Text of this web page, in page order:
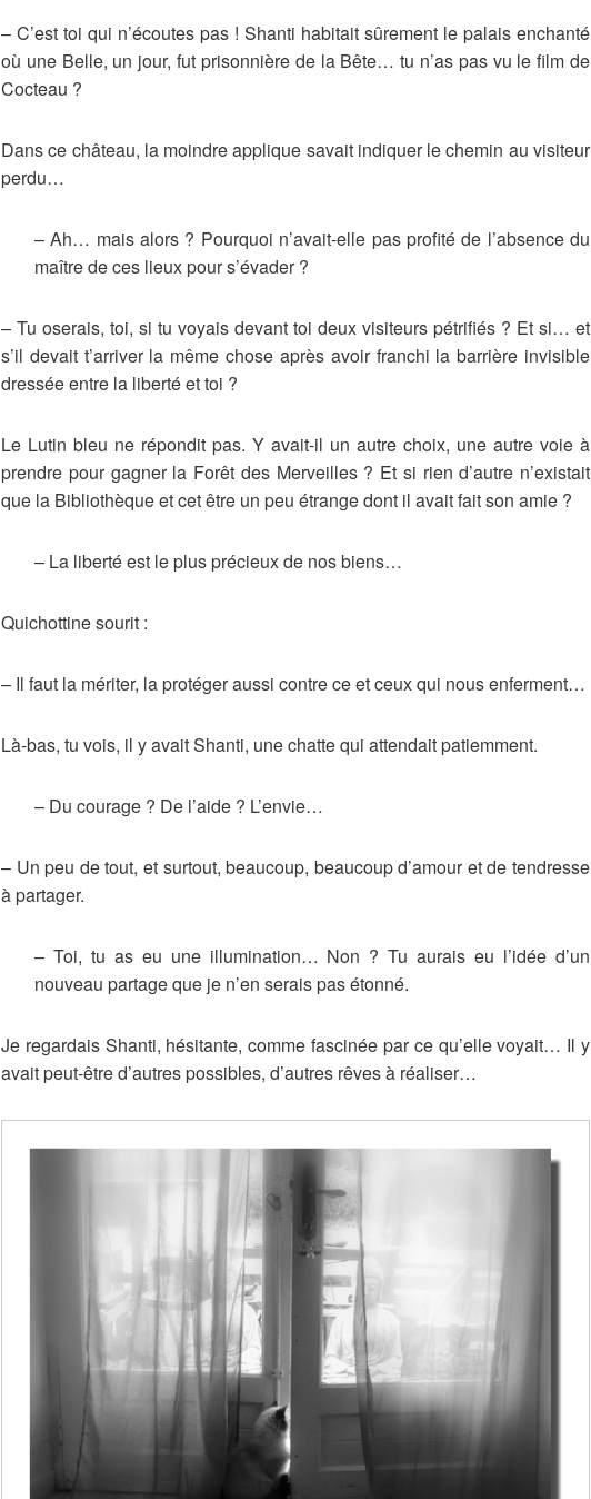
– C’est toi qui n’écoutes pas ! Shanti habitait sûrement le palais enchanté
où une Belle, un jour, fut prisonnière de la Bête… tu n’as pas vu le film de
Cocteau ?
Dans ce château, la moindre applique savait indiquer le chemin au visiteur
perdu…
– Ah… mais alors ? Pourquoi n’avait-elle pas profité de l’absence du
maître de ces lieux pour s’évader ?
– Tu oserais, toi, si tu voyais devant toi deux visiteurs pétrifiés ? Et si… et
s’il devait t’arriver la même chose après avoir franchi la barrière invisible
dressée entre la liberté et toi ?
Le Lutin bleu ne répondit pas. Y avait-il un autre choix, une autre voie à
prendre pour gagner la Forêt des Merveilles ? Et si rien d’autre n’existait
que la Bibliothèque et cet être un peu étrange dont il avait fait son amie ?
– La liberté est le plus précieux de nos biens…
Quichottine sourit :
– Il faut la mériter, la protéger aussi contre ce et ceux qui nous enferment…
Là-bas, tu vois, il y avait Shanti, une chatte qui attendait patiemment.
– Du courage ? De l’aide ? L’envie…
– Un peu de tout, et surtout, beaucoup, beaucoup d’amour et de tendresse
à partager.
– Toi, tu as eu une illumination… Non ? Tu aurais eu l’idée d’un
nouveau partage que je n’en serais pas étonné.
Je regardais Shanti, hésitante, comme fascinée par ce qu’elle voyait… Il y
avait peut-être d’autres possibles, d’autres rêves à réaliser…